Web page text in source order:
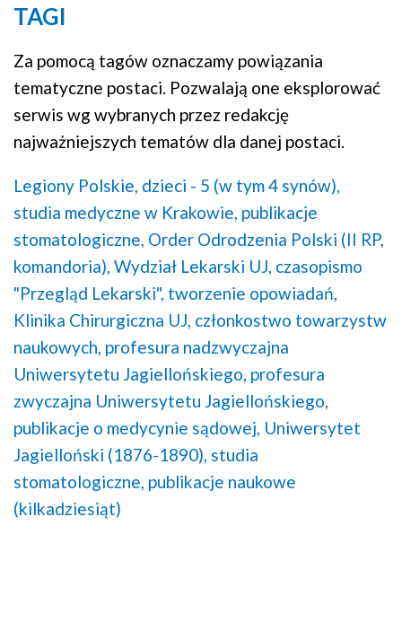
TAGI
Za pomocą tagów oznaczamy powiązania
tematyczne postaci. Pozwalają one eksplorować
serwis wg wybranych przez redakcję
najważniejszych tematów dla danej postaci.
Legiony Polskie, dzieci - 5 (w tym 4 synów),
studia medyczne w Krakowie, publikacje
stomatologiczne, Order Odrodzenia Polski (II RP,
komandoria), Wydział Lekarski UJ, czasopismo
"Przegląd Lekarski", tworzenie opowiadań,
Klinika Chirurgiczna UJ, członkostwo towarzystw
naukowych, profesura nadzwyczajna
Uniwersytetu Jagiellońskiego, profesura
zwyczajna Uniwersytetu Jagiellońskiego,
publikacje o medycynie sądowej, Uniwersytet
Jagielloński (1876-1890), studia
stomatologiczne, publikacje naukowe
(kilkadziesiąt)